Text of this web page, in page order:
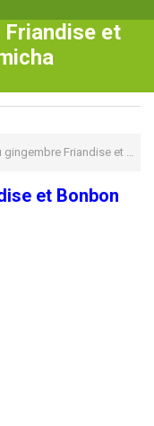
Friandise et
Friandise et Bonbon
et Bonbon